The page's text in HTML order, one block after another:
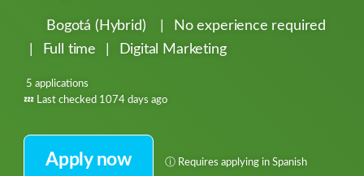
Bogotá (Hybrid)
No experience required
Full time Digital Marketing
5 applications
💤 Last checked 1074 days ago
Apply now ⓘ Requires applying in Spanish